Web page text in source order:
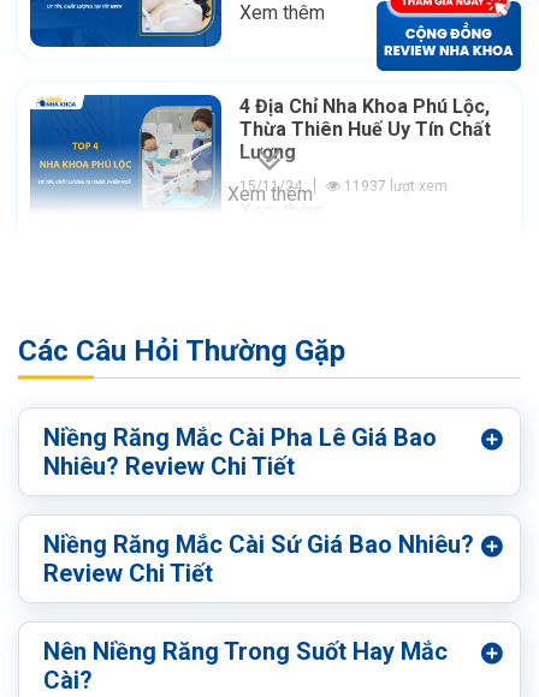
Xem thêm
4 Địa Chỉ Nha Khoa Phú Lộc,
Thừa Thiên Huế Uy Tín Chất
Lượng
15/11/24 11937 lượt xem
Xem thêm
Xem thêm
Các Câu Hỏi Thường Gặp
Niềng Răng Mắc Cài Pha Lê Giá Bao
Nhiêu? Review Chi Tiết
Niềng Răng Mắc Cài Sứ Giá Bao Nhiêu?
Review Chi Tiết
Nên Niềng Răng Trong Suốt Hay Mắc
Cài?